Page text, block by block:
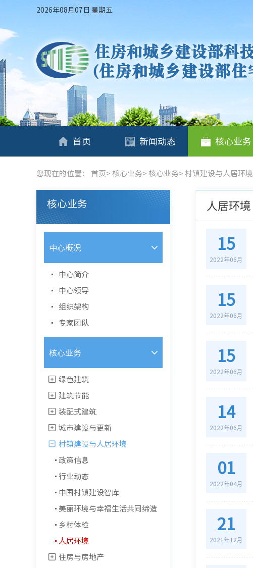
2026年08月07日 星期五
首页 新闻动态 核心业务
您现在的位置： 首页> 核心业务> 核心业务> 村镇建设与人居环境
核心业务
中心概况
中心简介
中心领导
组织架构
专家团队
核心业务
绿色建筑
建筑节能
装配式建筑
城市建设与更新
村镇建设与人居环境
政策信息
行业动态
中国村镇建设智库
美丽环境与幸福生活共同缔造
乡村体检
人居环境
住房与房地产
人居环境
15
2022年06月
15
2022年06月
15
2022年06月
14
2022年06月
01
2022年04月
21
2021年12月